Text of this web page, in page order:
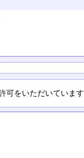
可をいただいています